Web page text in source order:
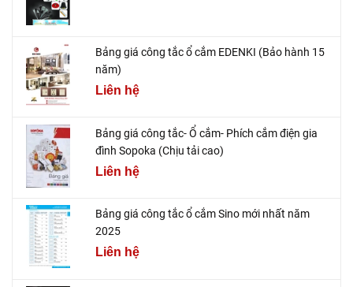
Bảng giá công tắc ổ cắm EDENKI (Bảo hành 15
năm)
Liên hệ
Bảng giá công tắc- Ổ cắm- Phích cắm điện gia
đình Sopoka (Chịu tải cao)
Liên hệ
Bảng giá công tắc ổ cắm Sino mới nhất năm
2025
Liên hệ